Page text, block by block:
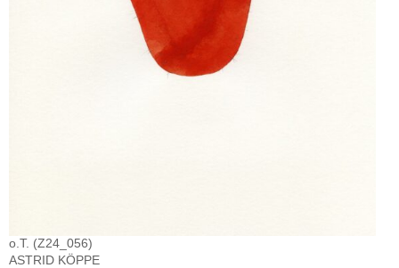
o.T. (Z24_056)
ASTRID KÖPPE